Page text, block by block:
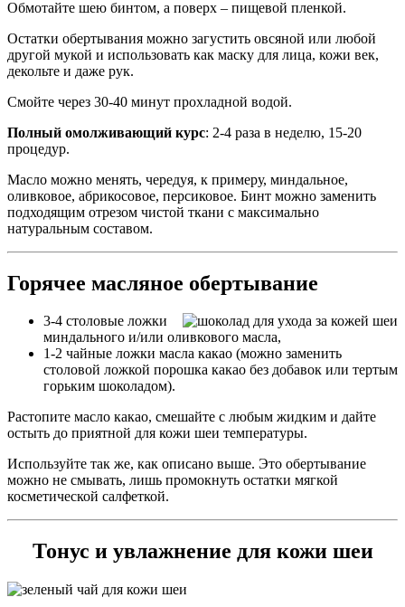
Обмотайте шею бинтом, а поверх – пищевой пленкой.
Остатки обертывания можно загустить овсяной или любой
другой мукой и использовать как маску для лица, кожи век,
декольте и даже рук.
Смойте через 30-40 минут прохладной водой.
Полный омолживающий курс: 2-4 раза в неделю, 15-20
процедур.
Масло можно менять, чередуя, к примеру, миндальное,
оливковое, абрикосовое, персиковое. Бинт можно заменить
подходящим отрезом чистой ткани с максимально
натуральным составом.
Горячее масляное обертывание
3-4 столовые ложки
миндального и/или оливкового масла,
1-2 чайные ложки масла какао (можно заменить
столовой ложкой порошка какао без добавок или тертым
горьким шоколадом).
Растопите масло какао, смешайте с любым жидким и дайте
остыть до приятной для кожи шеи температуры.
Используйте так же, как описано выше. Это обертывание
можно не смывать, лишь промокнуть остатки мягкой
косметической салфеткой.
Тонус и увлажнение для кожи шеи